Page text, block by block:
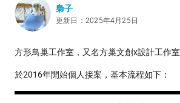
梟子
更新日：2025年4月25日
方形鳥巢工作室，又名方巢文創x設計工作室
於2016年開始個人接案，基本流程如下：